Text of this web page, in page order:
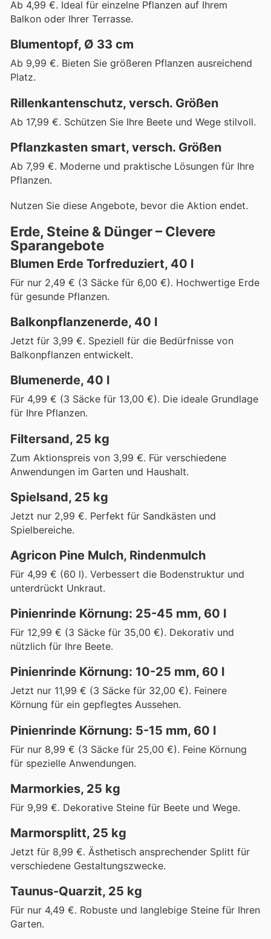
Ab 4,99 €. Ideal für einzelne Pflanzen auf Ihrem
Balkon oder Ihrer Terrasse.
Blumentopf, Ø 33 cm
Ab 9,99 €. Bieten Sie größeren Pflanzen ausreichend
Platz.
Rillenkantenschutz, versch. Größen
Ab 17,99 €. Schützen Sie Ihre Beete und Wege stilvoll.
Pflanzkasten smart, versch. Größen
Ab 7,99 €. Moderne und praktische Lösungen für Ihre
Pflanzen.
Nutzen Sie diese Angebote, bevor die Aktion endet.
Erde, Steine & Dünger – Clevere
Sparangebote
Blumen Erde Torfreduziert, 40 l
Für nur 2,49 € (3 Säcke für 6,00 €). Hochwertige Erde
für gesunde Pflanzen.
Balkonpflanzenerde, 40 l
Jetzt für 3,99 €. Speziell für die Bedürfnisse von
Balkonpflanzen entwickelt.
Blumenerde, 40 l
Für 4,99 € (3 Säcke für 13,00 €). Die ideale Grundlage
für Ihre Pflanzen.
Filtersand, 25 kg
Zum Aktionspreis von 3,99 €. Für verschiedene
Anwendungen im Garten und Haushalt.
Spielsand, 25 kg
Jetzt nur 2,99 €. Perfekt für Sandkästen und
Spielbereiche.
Agricon Pine Mulch, Rindenmulch
Für 4,99 € (60 l). Verbessert die Bodenstruktur und
unterdrückt Unkraut.
Pinienrinde Körnung: 25-45 mm, 60 l
Für 12,99 € (3 Säcke für 35,00 €). Dekorativ und
nützlich für Ihre Beete.
Pinienrinde Körnung: 10-25 mm, 60 l
Jetzt nur 11,99 € (3 Säcke für 32,00 €). Feinere
Körnung für ein gepflegtes Aussehen.
Pinienrinde Körnung: 5-15 mm, 60 l
Für nur 8,99 € (3 Säcke für 25,00 €). Feine Körnung
für spezielle Anwendungen.
Marmorkies, 25 kg
Für 9,99 €. Dekorative Steine für Beete und Wege.
Marmorsplitt, 25 kg
Jetzt für 8,99 €. Ästhetisch ansprechender Splitt für
verschiedene Gestaltungszwecke.
Taunus-Quarzit, 25 kg
Für nur 4,49 €. Robuste und langlebige Steine für Ihren
Garten.